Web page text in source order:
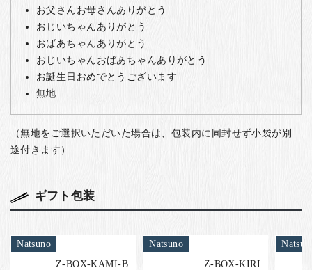
お父さんお母さんありがとう
おじいちゃんありがとう
おばあちゃんありがとう
おじいちゃんおばあちゃんありがとう
お誕生日おめでとうございます
無地
（無地をご選択いただいた場合は、包装内に同封せず小袋が別
途付きます）
ギフト包装
Natsuno
Z-BOX-KAMI-B
Natsuno
Z-BOX-KIRI